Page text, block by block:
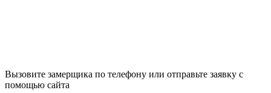
Вызовите замерщика по телефону или отправьте заявку с
помощью сайта